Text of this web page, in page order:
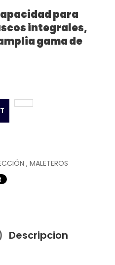
para
integrales,
gama de
, MALETEROS
Descripcion